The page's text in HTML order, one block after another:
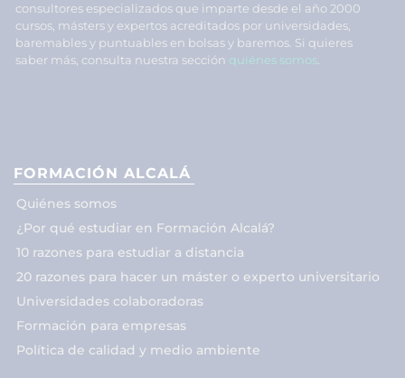
consultores especializados que imparte desde el año 2000
cursos, másters y expertos acreditados por universidades,
baremables y puntuables en bolsas y baremos. Si quieres
saber más, consulta nuestra sección quiénes somos
FORMACIÓN ALCALÁ
Quiénes somos
¿Por qué estudiar en Formación Alcalá?
10 razones para estudiar a distancia
20 razones para hacer un máster o experto universitario
Universidades colaboradoras
Formación para empresas
Política de calidad y medio ambiente